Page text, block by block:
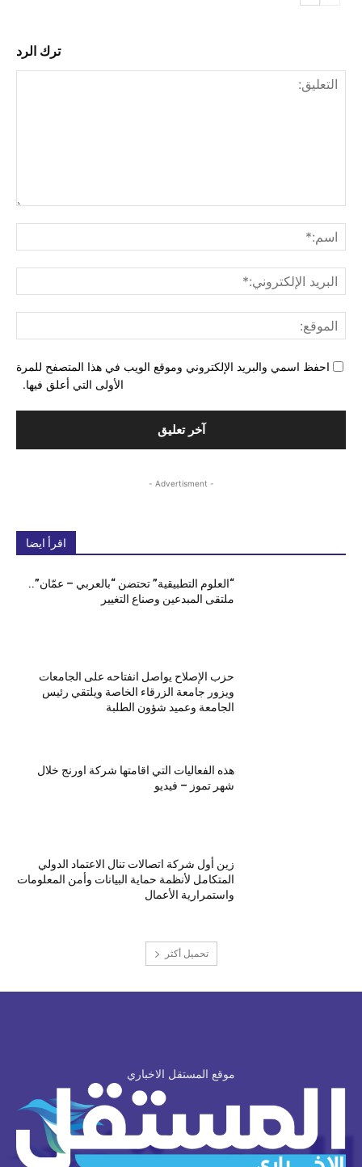
ترك الرد
احفظ اسمي والبريد الإلكتروني وموقع الويب في هذا المتصفح للمرة
الأولى التي أعلق فيها.
- Advertisment -
اقرأ ايضا
“العلوم التطبيقية” تحتضن “بالعربي – عمّان”..
ملتقى المبدعين وصناع التغيير
حزب الإصلاح يواصل انفتاحه على الجامعات
ويزور جامعة الزرقاء الخاصة ويلتقي رئيس
الجامعة وعميد شؤون الطلبة
هذه الفعاليات التي اقامتها شركة اورنج خلال
شهر تموز – فيديو
زين أول شركة اتصالات تنال الاعتماد الدولي
المتكامل لأنظمة حماية البيانات وأمن المعلومات
واستمرارية الأعمال
تحميل أكثر
موقع المستقل الاخباري